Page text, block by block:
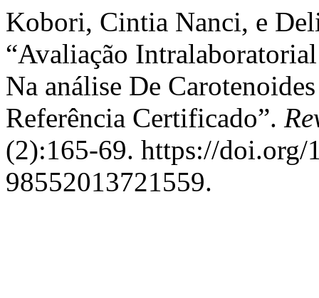
Kobori, Cintia Nanci, e
“Avaliação
Na análise De
Referência Certificado”.
(2):165-69. https://doi.org/
98552013721559.